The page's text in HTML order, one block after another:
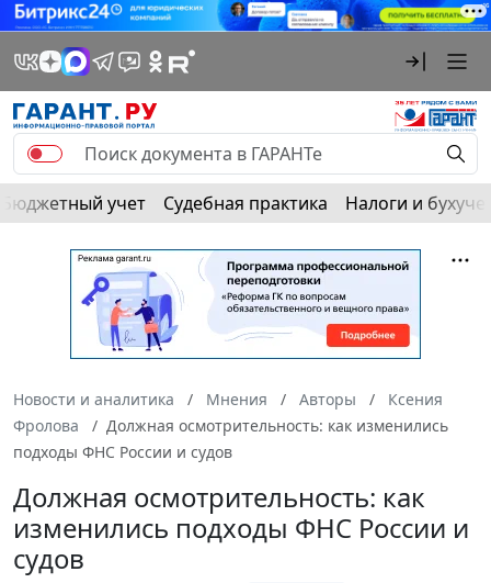
Бюджетный учет Судебная практика Налоги и
Новости и аналитика Мнения Авторы
Ксения
Фролова
Должная осмотрительность: как изменились
подходы ФНС России и судов
Должная осмотрительность: как
изменились подходы ФНС России и
судов